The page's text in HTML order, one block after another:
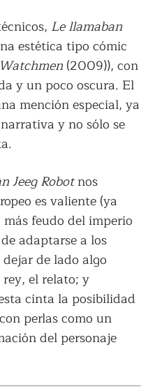
Le llamaban
estética tipo cómic
Watchmen (2009)), con
y un poco oscura. El
mención especial, ya
y no sólo se
Jeeg Robotnos
es valiente (ya
feudo del imperio
adaptarse a los
de lado algo
el relato; y
cinta la posibilidad
perlas como un
del personaje